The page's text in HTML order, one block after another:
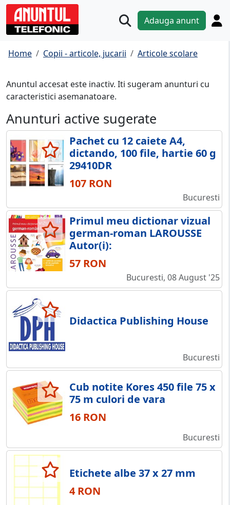
Adauga anunt
Home Copii - articole, jucarii Articole scolare
Anuntul accesat este inactiv. Iti sugeram anunturi cu
caracteristici asemanatoare.
Anunturi active sugerate
Pachet cu 12 caiete A4,
dictando, 100 file, hartie 60 g
29410DR
107 RON
Bucuresti
Primul meu dictionar vizual
german-roman LAROUSSE
Autor(i):
57 RON
Bucuresti, 08 August '25
Didactica Publishing House
Bucuresti
Cub notite Kores 450 file 75 x
75 m culori de vara
16 RON
Bucuresti
Etichete albe 37 x 27 mm
4 RON